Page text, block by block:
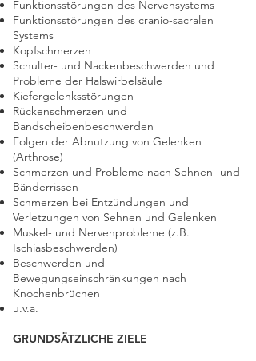
Funktionsstörungen des Nervensystems
Funktionsstörungen des cranio-sacralen
Systems
Kopfschmerzen
Schulter- und Nackenbeschwerden und
Probleme der Halswirbelsäule
Kiefergelenksstörungen
Rückenschmerzen und
Bandscheibenbeschwerden
Folgen der Abnutzung von Gelenken
(Arthrose)
Schmerzen und Probleme nach Sehnen- und
Bänderrissen
Schmerzen bei Entzündungen und
Verletzungen von Sehnen und Gelenken
Muskel- und Nervenprobleme (z.B.
Ischiasbeschwerden)
Beschwerden und
Bewegungseinschränkungen nach
Knochenbrüchen
u.v.a.
GRUNDSÄTZLICHE ZIELE